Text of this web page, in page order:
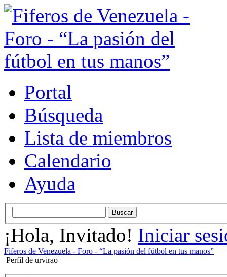
Portal
Búsqueda
Lista de miembros
Calendario
Ayuda
¡Hola, Invitado! Iniciar
Fiferos de Venezuela - Foro - “La pasión del fútbol en tus manos”
Perfil de urvirao